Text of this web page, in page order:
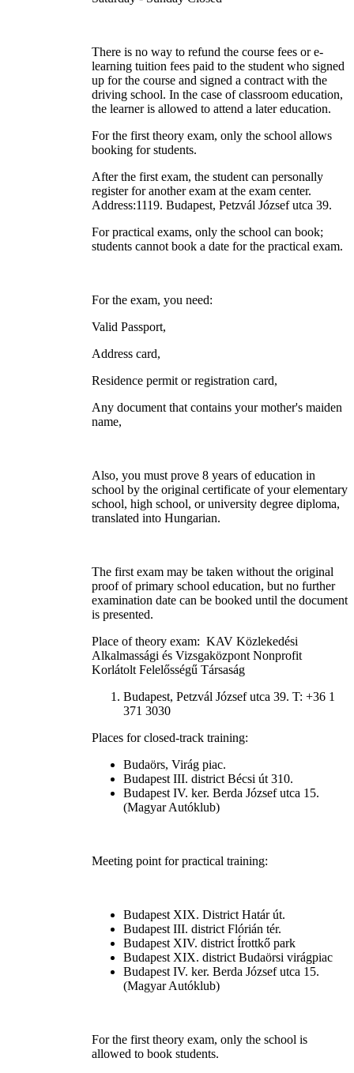
There is no way to refund the course fees or e-
learning tuition fees paid to the student who signed
up for the course and signed a contract with the
driving school. In the case of classroom education,
the learner is allowed to attend a later education.
For the first theory exam, only the school allows
booking for students.
After the first exam, the student can personally
register for another exam at the exam center.
Address:1119. Budapest, Petzvál József utca 39.
For practical exams, only the school can book;
students cannot book a date for the practical exam.
For the exam, you need:
Valid Passport,
Address card,
Residence permit or registration card,
Any document that contains your mother's maiden
name,
Also, you must prove 8 years of education in
school by the original certificate of your elementary
school, high school, or university degree diploma,
translated into Hungarian.
The first exam may be taken without the original
proof of primary school education, but no further
examination date can be booked until the document
is presented.
Place of theory exam: KAV Közlekedési
Alkalmassági és Vizsgaközpont Nonprofit
Korlátolt Felelősségű Társaság
Budapest, Petzvál József utca 39. T: +36 1
371 3030
Places for closed-track training:
Budaörs, Virág piac.
Budapest III. district Bécsi út 310.
Budapest IV. ker. Berda József utca 15.
(Magyar Autóklub)
Meeting point for practical training:
Budapest XIX. District Határ út.
Budapest III. district Flórián tér.
Budapest XIV. district Írottkő park
Budapest XIX. district Budaörsi virágpiac
Budapest IV. ker. Berda József utca 15.
(Magyar Autóklub)
For the first theory exam, only the school is
allowed to book students.